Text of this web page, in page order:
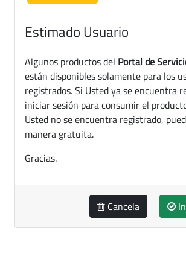
Estimado Usuario
Algunos productos del Portal de
están disponibles solamente para los
registrados. Si Usted ya se encuentra
iniciar sesión para consumir el
Usted no se encuentra registrado,
manera gratuita.
Gracias.
Cancela